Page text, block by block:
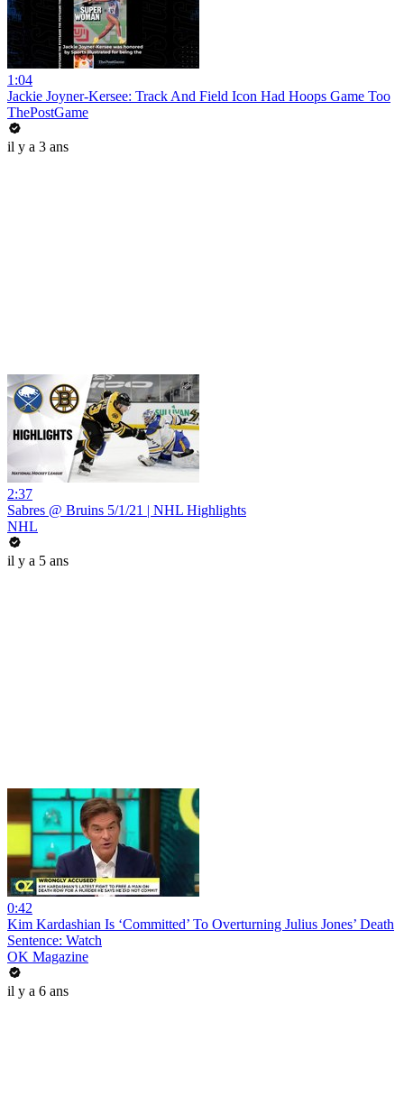
1:04
Jackie Joyner-Kersee: Track And Field Icon Had Hoops Game Too
ThePostGame
il y a 3 ans
2:37
Sabres @ Bruins 5/1/21 | NHL Highlights
NHL
il y a 5 ans
0:42
Kim Kardashian Is ‘Committed’ To Overturning Julius Jones’ Death
Sentence: Watch
OK Magazine
il y a 6 ans